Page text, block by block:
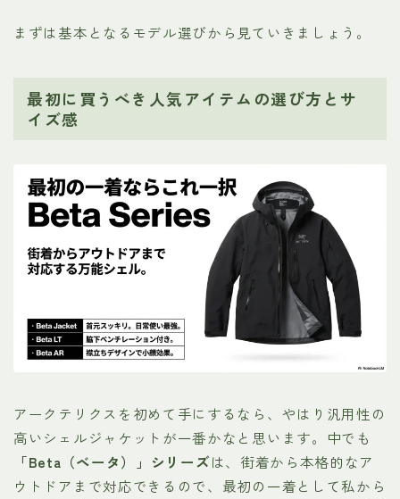
まずは基本となるモデル選びから見ていきましょう。
最初に買うべき人気アイテムの選び方とサ
イズ感
アークテリクスを初めて手にするなら、やはり汎用性の
高いシェルジャケットが一番かなと思います。中でも
「Beta（ベータ）」シリーズは、街着から本格的なア
ウトドアまで対応できるので、最初の一着として私から